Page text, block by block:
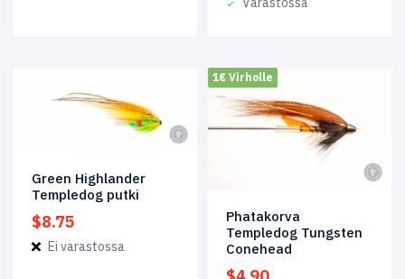
Green Highlander
Templedog putki
$8.75
Ei varastossa
1€ Virholle
Phatakorva
Templedog Tungsten
Conehead